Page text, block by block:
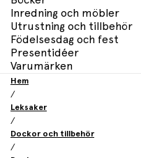
Inredning och möbler
Utrustning och tillbehör
Födelsesdag och fest
Presentidéer
Varumärken
Hem
/
Leksaker
/
Dockor och tillbehör
/